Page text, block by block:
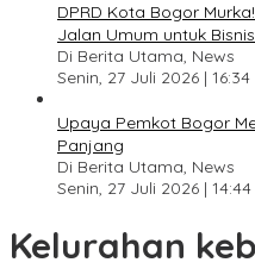
DPRD Kota Bogor
Jalan Umum untuk
Di Berita Utama, News
Senin, 27 Juli 2026 | 16:34
Upaya Pemkot Bogor
Panjang
Di Berita Utama, News
Senin, 27 Juli 2026 | 14:44
Kelurahan